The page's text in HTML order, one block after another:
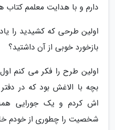
دارم و با هدایت معلمم کتاب
اولین طرحی که کشیدید را
بازخورد خوبی از آن داشتید؟
اولین طرح را فکر می کنم
بچه با الاغش بود که در
اش کردم و یک جورایی
شخصیت را چطوری از خودم